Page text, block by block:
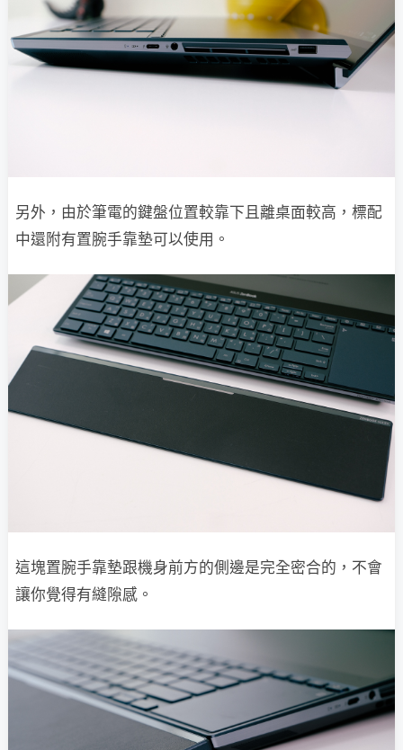
另外，由於筆電的鍵盤位置較靠下且離桌面較高，標配
中還附有置腕手靠墊可以使用。
這塊置腕手靠墊跟機身前方的側邊是完全密合的，不會
讓你覺得有縫隙感。